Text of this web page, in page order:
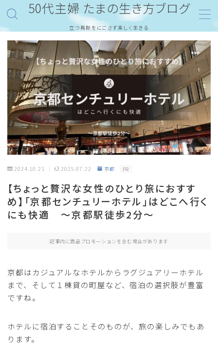
50代主婦 たまの生き方ブログ
立つ鳥跡をにごさず楽しく生きる
MENU
ホーム
旅・おでかけ
御朱印
東京
京都
株式投資
デジタル
たまの脳内
プロフィール
お問い合わせ
2024.10.21 2025.07.22 京都 PR
【ちょっと贅沢な女性のひとり旅におすす
め】「京都センチュリーホテル」はどこへ行く
にも快適 ～京都駅徒歩2分～
記事内に商品プロモーションを含む場合があります
京都はカジュアルなホテルからラグジュアリーホテル
まで、そして１棟貸の町屋など、宿泊の選択肢が豊富
ですね。
ホテルに宿泊することそのものが、旅の楽しみでもあ
ります。